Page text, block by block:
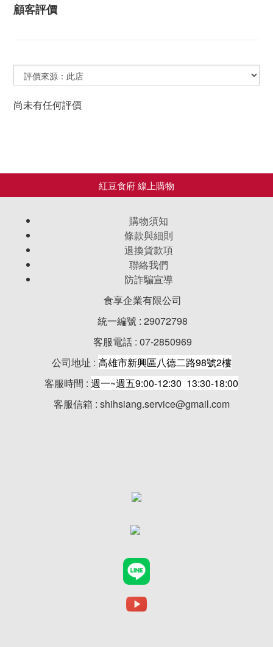
顧客評價
尚未有任何評價
購物須知
條款與細則
退換貨款項
聯絡我們
防詐騙宣導
食享企業有限公司
統一編號 : 29072798
客服電話 : 07-2850969
公司地址 : 高雄市新興區八德二路98號2樓
客服時間 : 週一~週五9:00-12:30 13:30-18:00
客服信箱 : shihsiang.service@gmail.com